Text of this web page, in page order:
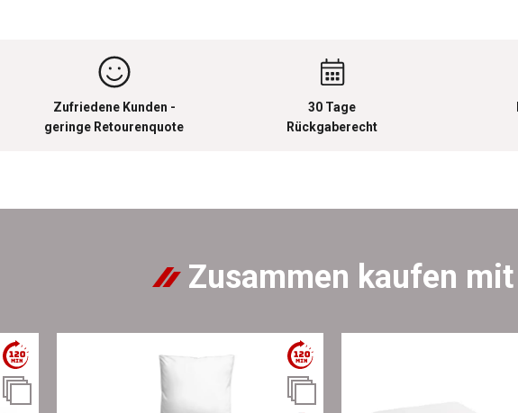
Zufriedene Kunden -
geringe Retourenquote
30 Tage
Rückgaberecht
Zusammen kaufen mit